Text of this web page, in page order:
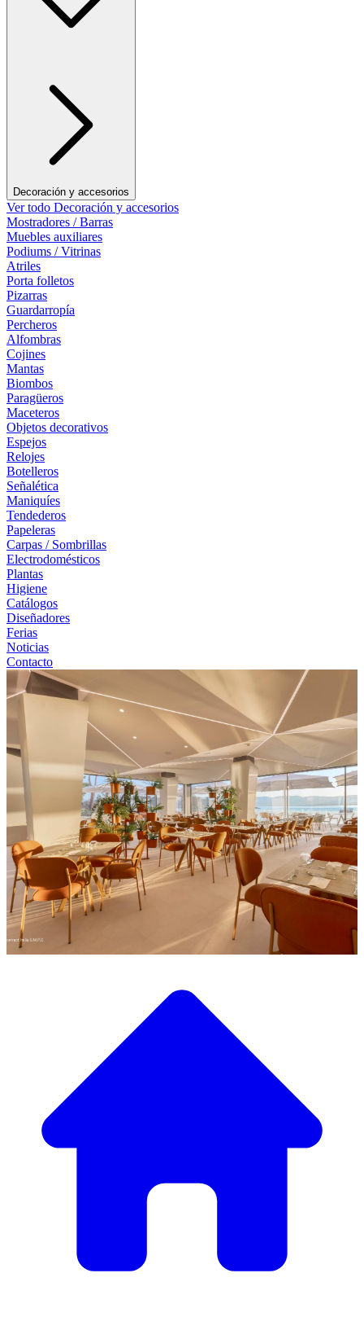
Decoración y accesorios
Ver todo Decoración y accesorios
Mostradores / Barras
Muebles auxiliares
Podiums / Vitrinas
Atriles
Porta folletos
Pizarras
Guardarropía
Percheros
Alfombras
Cojines
Mantas
Biombos
Paragüeros
Maceteros
Objetos decorativos
Espejos
Relojes
Botelleros
Señalética
Maniquíes
Tendederos
Papeleras
Carpas / Sombrillas
Electrodomésticos
Plantas
Higiene
Catálogos
Diseñadores
Ferias
Noticias
Contacto
Descubre nuestra amplia selección de mobiliario de diseño
Nuestro Catálogo de
Mobiliario
lujo, tenemos todo lo necesario para crear el ambiente